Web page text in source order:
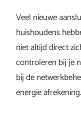
Veel nieuwe
huishoudens
niet altijd direct
controleren bij je
bij de
energie afrekening.